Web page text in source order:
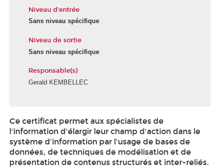
Niveau d'entrée
Sans niveau spécifique
Niveau de sortie
Sans niveau spécifique
Responsable(s)
Gerald KEMBELLEC
o
l
e
d
u
Ce certificat permet aux spécialistes de
l'information d'élargir leur champ d'action dans le
système d'information par l'usage de bases de
données, de techniques de modélisation et de
présentation de contenus structurés et inter-reliés.